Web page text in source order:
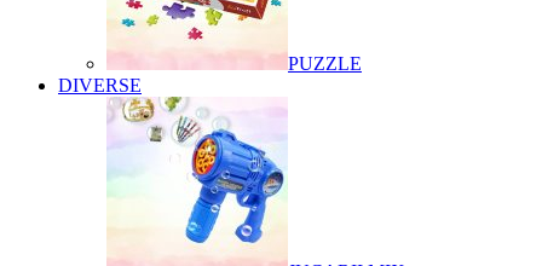
PUZZLE
DIVERSE